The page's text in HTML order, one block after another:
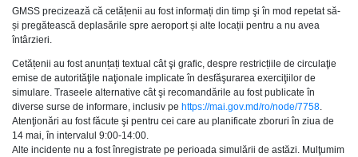
GMSS precizează că cetățenii au fost informați din timp şi în mod repetat să-
și pregătească deplasările spre aeroport și alte locații pentru a nu avea
întârzieri.
Cetățenii au fost anunțați textual cât şi grafic, despre restricțiile de circulaţie
emise de autorităţile naţionale implicate în desfăşurarea exerciţiilor de
simulare. Traseele alternative cât şi recomandările au fost publicate în
diverse surse de informare, inclusiv pe https://mai.gov.md/ro/node/7758.
Atenţionări au fost făcute şi pentru cei care au planificate zboruri în ziua de
14 mai, în intervalul 9:00-14:00.
Alte incidente nu a fost înregistrate pe perioada simulării de astăzi. Mulţumim